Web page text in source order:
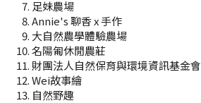
足妹農場
Annie's 聊香 x 手作
大自然農學體驗農場
名陽匍休閒農莊
財團法人自然保育與環境資訊基金會
Wei故事繪
自然野趣